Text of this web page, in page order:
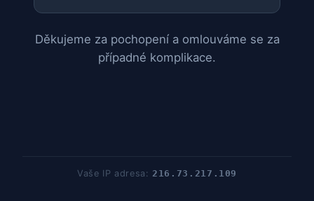
Děkujeme za pochopení a omlouváme se za
případné komplikace.
Vaše IP adresa:216.73.217.109